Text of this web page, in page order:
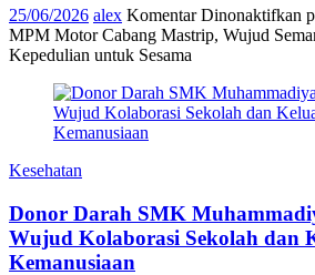
25/06/2026 alex Komentar Dinonaktifkan
MPM Motor Cabang Mastrip, Wujud
Kepedulian untuk Sesama
Kesehatan
Donor Darah SMK
Wujud Kolaborasi Sekolah dan
Kemanusiaan